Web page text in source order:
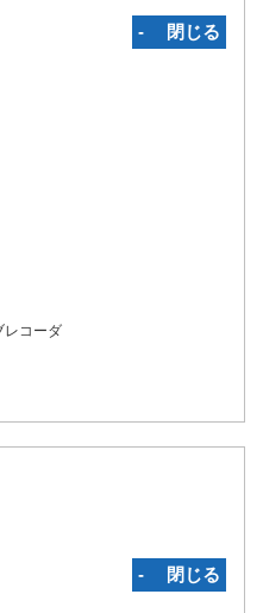
‐ 閉じる
レコーダ
‐ 閉じる